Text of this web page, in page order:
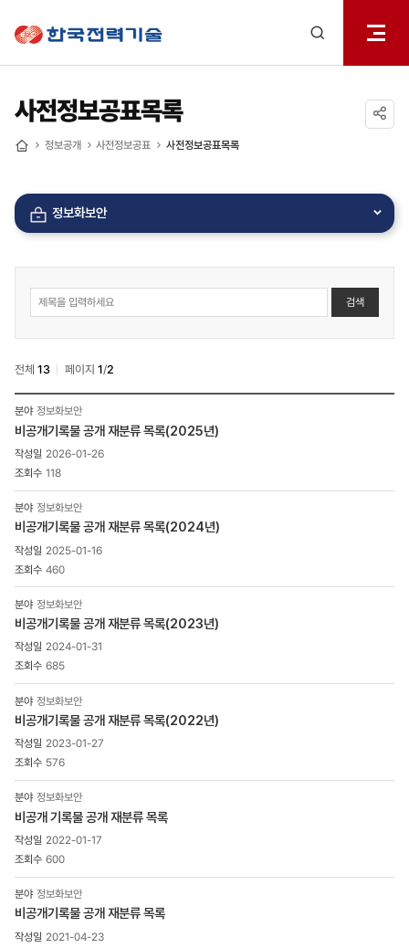
열기
사전정보공표목록
정보공개 사전정보공표 사전정보공표목록
정보화보안
사전정보공표
게시물
검색
검색
전체 13 페이지 1/2
게시물
게시판
상세
목록
-
번호,
제목,
첨부파일
으로
정보화보안
비공개기록물 공개 재분류 목록(2025년)
2026-01-26
118
정보화보안
비공개기록물 공개 재분류 목록(2024년)
2025-01-16
460
정보화보안
비공개기록물 공개 재분류 목록(2023년)
2024-01-31
685
정보화보안
비공개기록물 공개 재분류 목록(2022년)
2023-01-27
576
정보화보안
비공개 기록물 공개 재분류 목록
2022-01-17
600
정보화보안
비공개기록물 공개 재분류 목록
2021-04-23